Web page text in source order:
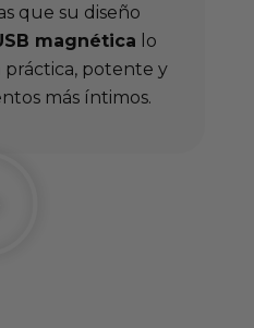
que su diseño
magnética lo
potente y
más íntimos.